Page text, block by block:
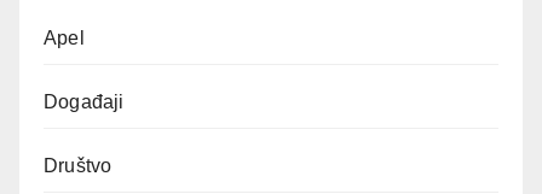
Apel
Događaji
Društvo